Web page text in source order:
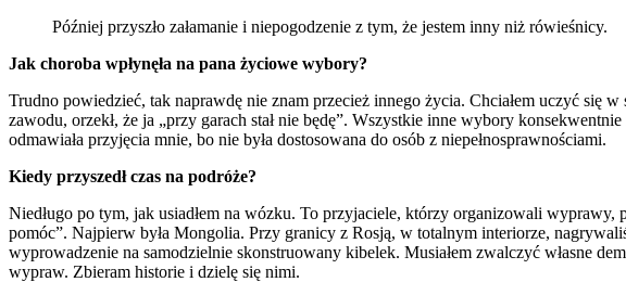
Później przyszło załamanie i niepogodzenie z tym, że jestem inny niż rówieśnicy.
Jak choroba wpłynęła na pana życiowe wybory?
Trudno powiedzieć, tak naprawdę nie znam przecież innego życia. Chciałem uczyć się
zawodu, orzekł, że ja „przy garach stał nie będę”. Wszystkie inne wybory
odmawiała przyjęcia mnie, bo nie była dostosowana do osób z niepełnosprawnościami.
Kiedy przyszedł czas na podróże?
Niedługo po tym, jak usiadłem na wózku. To przyjaciele, którzy organizowali
pomóc”. Najpierw była Mongolia. Przy granicy z Rosją, w totalnym interiorze,
wyprowadzenie na samodzielnie skonstruowany kibelek. Musiałem zwalczyć własne
wypraw. Zbieram historie i dzielę się nimi.